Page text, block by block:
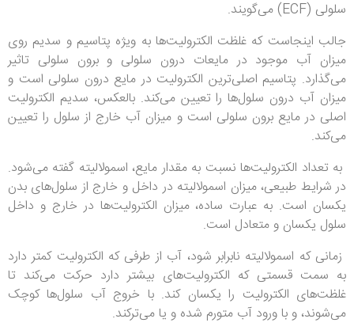
سلولی (ECF) می‌گویند.
جالب اینجاست که غلظت الکترولیت‌ها به ویژه پتاسیم و سدیم روی
میزان آب موجود در مایعات درون سلولی و برون سلولی تاثیر
می‌گذارد. پتاسیم اصلی‌ترین الکترولیت در مایع درون سلولی است و
میزان آب درون سلول‌ها را تعیین می‌کند. بالعکس، سدیم الکترولیت
اصلی در مایع برون سلولی است و میزان آب خارج از سلول را تعیین
می‌کند.
به تعداد الکترولیت‌ها نسبت به مقدار مایع، اسمولالیته گفته می‌شود.
در شرایط طبیعی، میزان اسمولالیته در داخل و خارج از سلول‌های بدن
یکسان است. به عبارت ساده، میزان الکترولیت‌ها در خارج و داخل
سلول یکسان و متعادل است.
زمانی که اسمولالیته نابرابر شود، آب از طرفی که الکترولیت کمتر دارد
به سمت قسمتی که الکترولیت‌های بیشتر دارد حرکت می‌کند تا
غلظت‌های الکترولیت را یکسان کند. با خروج آب سلول‌ها کوچک
می‌شوند، و با ورود آب متورم شده و یا می‌ترکند.